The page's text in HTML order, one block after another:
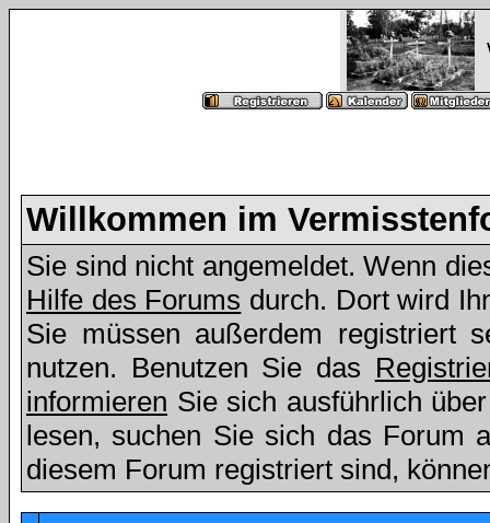
Willkommen im
Sie sind nicht angemeldet. Wenn
Hilfe des Forums durch. Dort wird
Sie müssen außerdem registriert
nutzen. Benutzen Sie das
informieren Sie sich ausführlich
lesen, suchen Sie sich das Forum
diesem Forum registriert sind,